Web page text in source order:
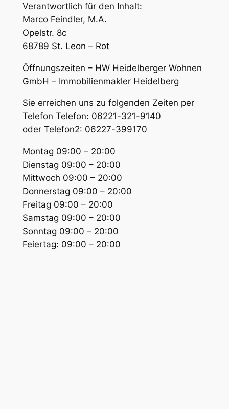
Verantwortlich für den Inhalt:
Marco Feindler, M.A.
Opelstr. 8c
68789 St. Leon – Rot
Öffnungszeiten – HW Heidelberger Wohnen
GmbH – Immobilienmakler Heidelberg
Sie erreichen uns zu folgenden Zeiten per
Telefon Telefon: 06221-321-9140
oder Telefon2: 06227-399170
Montag 09:00 – 20:00
Dienstag 09:00 – 20:00
Mittwoch 09:00 – 20:00
Donnerstag 09:00 – 20:00
Freitag 09:00 – 20:00
Samstag 09:00 – 20:00
Sonntag 09:00 – 20:00
Feiertag: 09:00 – 20:00